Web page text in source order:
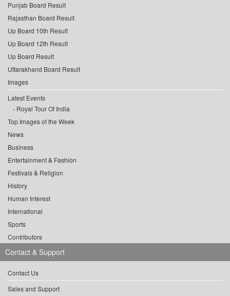
Punjab Board Result
Rajasthan Board Result
Up Board 10th Result
Up Board 12th Result
Up Board Result
Uttarakhand Board Result
Images
Latest Events
Royal Tour Of India
Top Images of the Week
News
Business
Entertainment & Fashion
Festivals & Religion
History
Human Interest
International
Sports
Contributors
Contact & Support
Contact Us
Sales and Support